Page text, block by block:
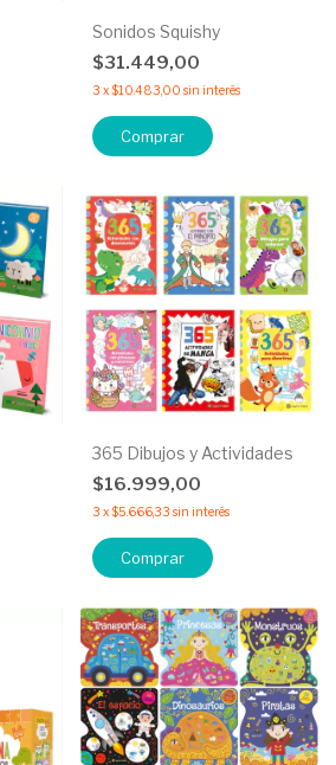
Sonidos Squishy
$31.449,00
3 x$10.483,00 sin interés
Comprar
365 Dibujos y Actividades
$16.999,00
3 x$5.666,33 sin interés
Comprar